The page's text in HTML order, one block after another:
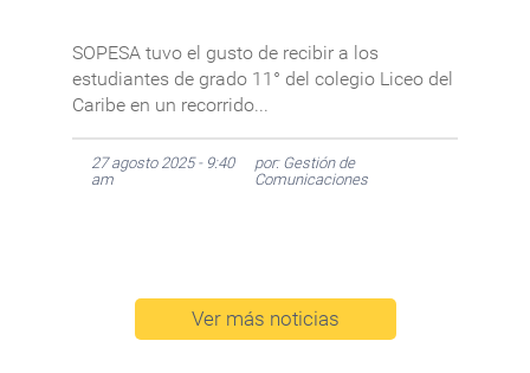
SOPESA tuvo el gusto de recibir a los
estudiantes de grado 11° del colegio Liceo del
Caribe en un recorrido...
27 agosto 2025 - 9:40
am
por: Gestión de
Comunicaciones
Ver más noticias